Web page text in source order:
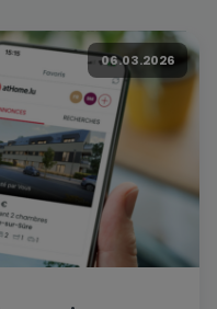
06.03.2026